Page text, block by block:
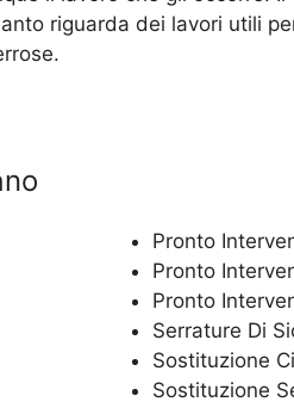
riguarda dei lavori utili
Pronto
Pronto
Pronto
Serrature Di
Sostituzione
Sostituzione